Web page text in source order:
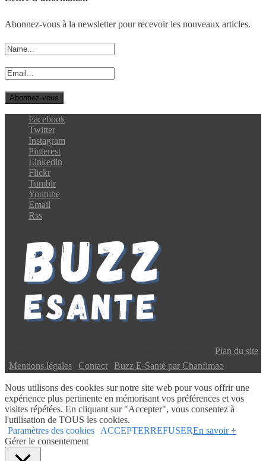
Abonnez-vous à la newsletter pour recevoir les nouveaux articles.
Facebook
Twitter
Instagram
Pinterest
Linkedin
Flickr
Tumblr
Youtube
Email
Rss
Plan du site
Mentions légales Contact Buzz E-Santé par Chanfimao
Nous utilisons des cookies sur notre site web pour vous offrir une
expérience plus pertinente en mémorisant vos préférences et vos
visites répétées. En cliquant sur "Accepter", vous consentez à
l'utilisation de TOUS les cookies.
Paramètres des cookies
ACCEPTERREFUSEREn savoir +
Gérer le consentement